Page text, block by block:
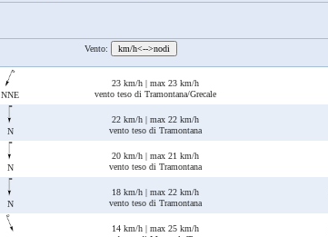
Vento: km/h<-->nodi
NNE
23 km/h | max 23 km/h
vento teso di Tramontana/Grecale
N
22 km/h | max 22 km/h
vento teso di Tramontana
N
20 km/h | max 21 km/h
vento teso di Tramontana
N
18 km/h | max 22 km/h
vento teso di Tramontana
14 km/h | max 25 km/h